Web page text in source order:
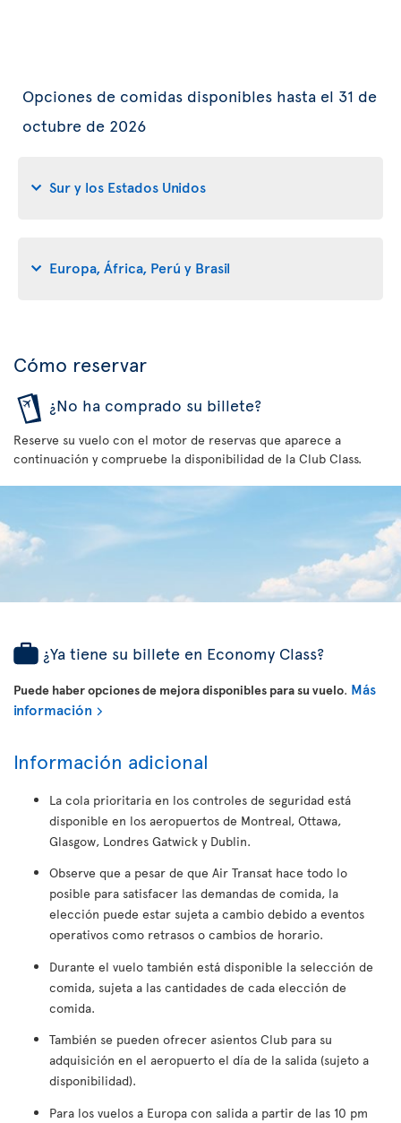
Opciones de comidas disponibles hasta el 31 de
octubre de 2026
Sur y los Estados Unidos
Europa, África, Perú y Brasil
Cómo reservar
¿No ha comprado su billete?
Reserve su vuelo con el motor de reservas que aparece a
continuación y compruebe la disponibilidad de la Club Class.
¿Ya tiene su billete en Economy Class?
Puede haber opciones de mejora disponibles para su vuelo. Más
información
Información adicional
La cola prioritaria en los controles de seguridad está
disponible en los aeropuertos de Montreal, Ottawa,
Glasgow, Londres Gatwick y Dublin.
Observe que a pesar de que Air Transat hace todo lo
posible para satisfacer las demandas de comida, la
elección puede estar sujeta a cambio debido a eventos
operativos como retrasos o cambios de horario.
Durante el vuelo también está disponible la selección de
comida, sujeta a las cantidades de cada elección de
comida.
También se pueden ofrecer asientos Club para su
adquisición en el aeropuerto el día de la salida (sujeto a
disponibilidad).
Para los vuelos a Europa con salida a partir de las 10 pm